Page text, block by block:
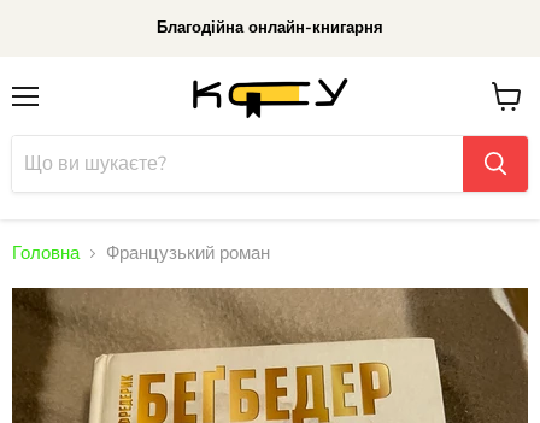
Благодійна онлайн-книгарня
До
Головна Французький роман